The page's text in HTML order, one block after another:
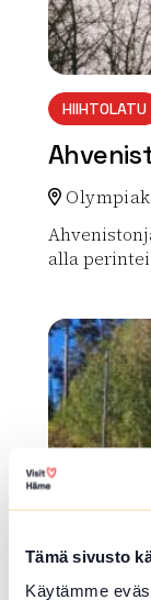
Tämä sivusto
Käytämme
HIIHTOLATU
alla